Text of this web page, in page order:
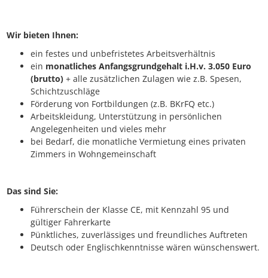
Wir bieten Ihnen:
ein festes und unbefristetes Arbeitsverhältnis
ein monatliches Anfangsgrundgehalt i.H.v. 3.050 Euro
(brutto) + alle zusätzlichen Zulagen wie z.B. Spesen,
Schichtzuschläge
Förderung von Fortbildungen (z.B. BKrFQ etc.)
Arbeitskleidung, Unterstützung in persönlichen
Angelegenheiten und vieles mehr
bei Bedarf, die monatliche Vermietung eines privaten
Zimmers in Wohngemeinschaft
Das sind Sie:
Führerschein der Klasse CE, mit Kennzahl 95 und
gültiger Fahrerkarte
Pünktliches, zuverlässiges und freundliches Auftreten
Deutsch oder Englischkenntnisse wären wünschenswert.